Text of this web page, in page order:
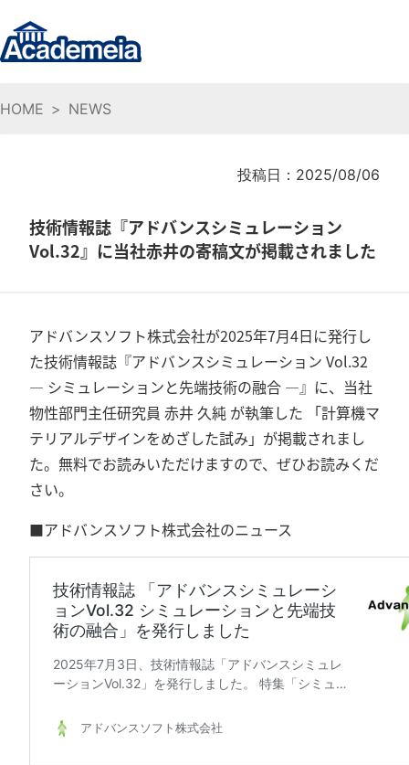
HOME NEWS
投稿日：2025/08/06
技術情報誌『アドバンスシミュレーション
Vol.32』に当社赤井の寄稿文が掲載されました
アドバンスソフト株式会社が2025年7月4日に発行し
た技術情報誌『アドバンスシミュレーション Vol.32
― シミュレーションと先端技術の融合 ―』に、当社
物性部門主任研究員 赤井 久純 が執筆した 「計算機マ
テリアルデザインをめざした試み」が掲載されまし
た。無料でお読みいただけますので、ぜひお読みくだ
さい。
■アドバンスソフト株式会社のニュース